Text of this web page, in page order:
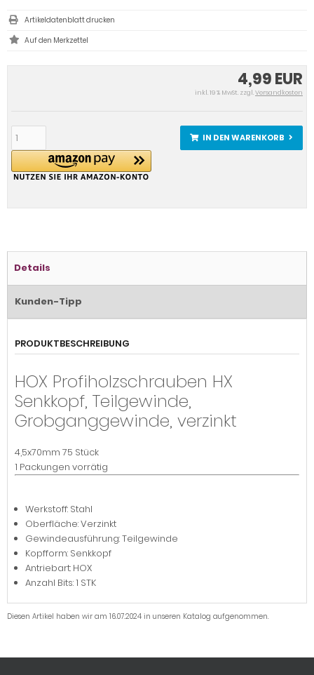
4,99 EUR
inkl. 19 % MwSt. zzgl.Versandkosten
IN DEN WARENKORB
Artikeldatenblatt drucken
Details
Kunden-Tipp
PRODUKTBESCHREIBUNG
HOX Profiholzschrauben HX
Senkkopf, Teilgewinde,
Grobganggewinde, verzinkt
4,5x70mm 75 Stück
1 Packungen vorrätig
Werkstoff: Stahl
Oberfläche: Verzinkt
Gewindeausführung: Teilgewinde
Kopfform: Senkkopf
Antriebart: HOX
Anzahl Bits: 1 STK
Diesen Artikel haben wir am 16.07.2024 in unseren Katalog aufgenommen.